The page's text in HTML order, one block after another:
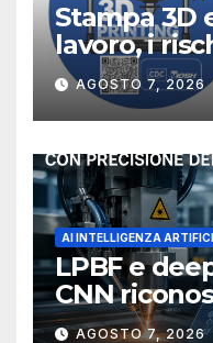
Stampa 3D
lavoro, i
NIOSH
AGOSTO 7, 2026
AI INTELLIGENZA
LPBF e
CNN
del bagno
AGOSTO 7, 2026